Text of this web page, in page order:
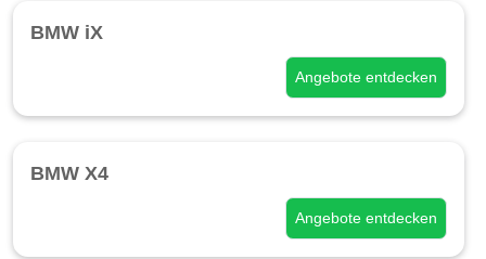
BMW iX
Angebote entdecken
BMW X4
Angebote entdecken